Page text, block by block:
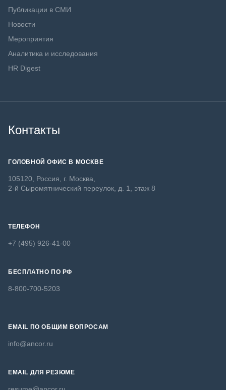
Публикации в СМИ
Новости
Мероприятия
Аналитика и исследования
HR Digest
Контакты
ГОЛОВНОЙ ОФИС В МОСКВЕ
105120, Россия, г. Москва,
2-й Сыромятнический переулок, д. 1, этаж 8
ТЕЛЕФОН
+7 (495) 926-41-00
БЕСПЛАТНО ПО РФ
8-800-700-5203
EMAIL ПО ОБЩИМ ВОПРОСАМ
info@ancor.ru
EMAIL ДЛЯ РЕЗЮМЕ